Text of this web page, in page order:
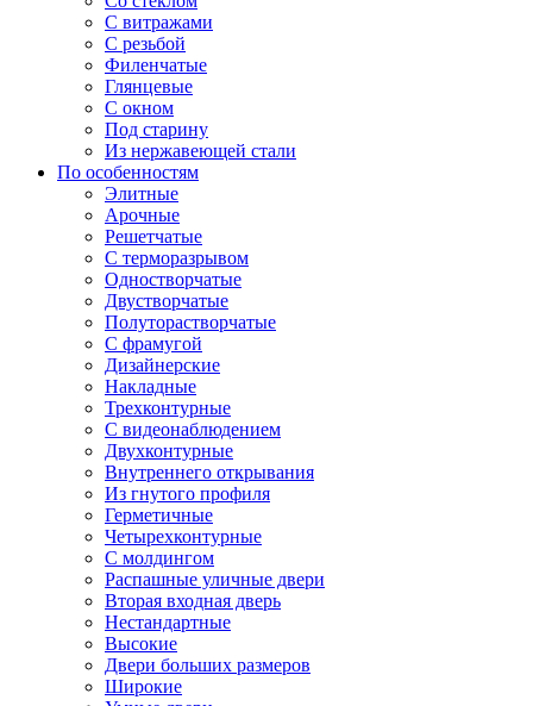
С витражами
С резьбой
Филенчатые
Глянцевые
С окном
Под старину
Из нержавеющей стали
По особенностям
Элитные
Арочные
Решетчатые
С терморазрывом
Одностворчатые
Двустворчатые
Полуторастворчатые
С фрамугой
Дизайнерские
Накладные
Трехконтурные
С видеонаблюдением
Двухконтурные
Внутреннего открывания
Из гнутого профиля
Герметичные
Четырехконтурные
С молдингом
Распашные уличные двери
Вторая входная дверь
Нестандартные
Высокие
Двери больших размеров
Широкие